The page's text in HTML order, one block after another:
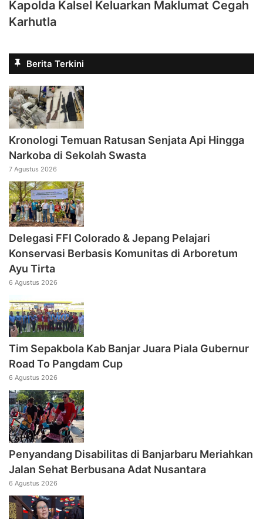
Kapolda Kalsel Keluarkan Maklumat Cegah
Karhutla
Berita Terkini
Kronologi Temuan Ratusan Senjata Api Hingga
Narkoba di Sekolah Swasta
7 Agustus 2026
Delegasi FFI Colorado & Jepang Pelajari
Konservasi Berbasis Komunitas di Arboretum
Ayu Tirta
6 Agustus 2026
Tim Sepakbola Kab Banjar Juara Piala Gubernur
Road To Pangdam Cup
6 Agustus 2026
Penyandang Disabilitas di Banjarbaru Meriahkan
Jalan Sehat Berbusana Adat Nusantara
6 Agustus 2026